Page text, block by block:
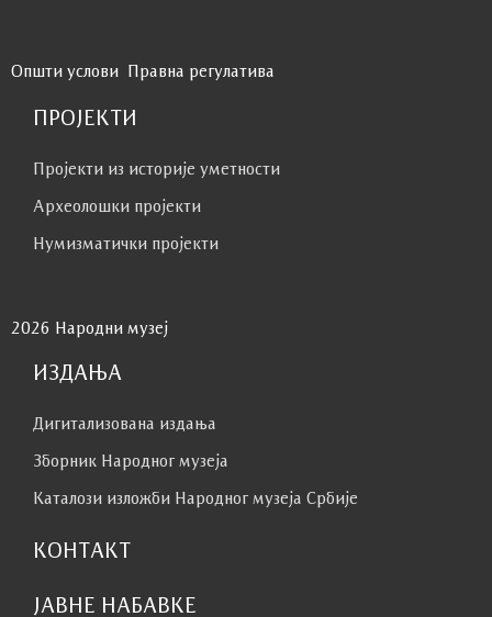
Општи услови Правна регулатива
ПРОЈЕКТИ
Пројекти из историје уметности
Археолошки пројекти
Нумизматички пројекти
2026 Народни музеј
ИЗДАЊА
Дигитализована издања
Зборник Народног музеја
Каталози изложби Народног музеја Србије
КОНТАКТ
ЈАВНЕ НАБАВКЕ